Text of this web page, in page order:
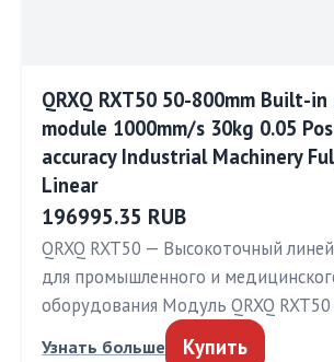
QRXQ RXT50 50-800mm Built-in
module 1000mm/s 30kg 0.05
accuracy Industrial Machinery
Linear
196995.35 RUB
QRXQ RXT50 — Высокоточный
для промышленного и
оборудования Модуль QRXQ
Узнать больше Купить